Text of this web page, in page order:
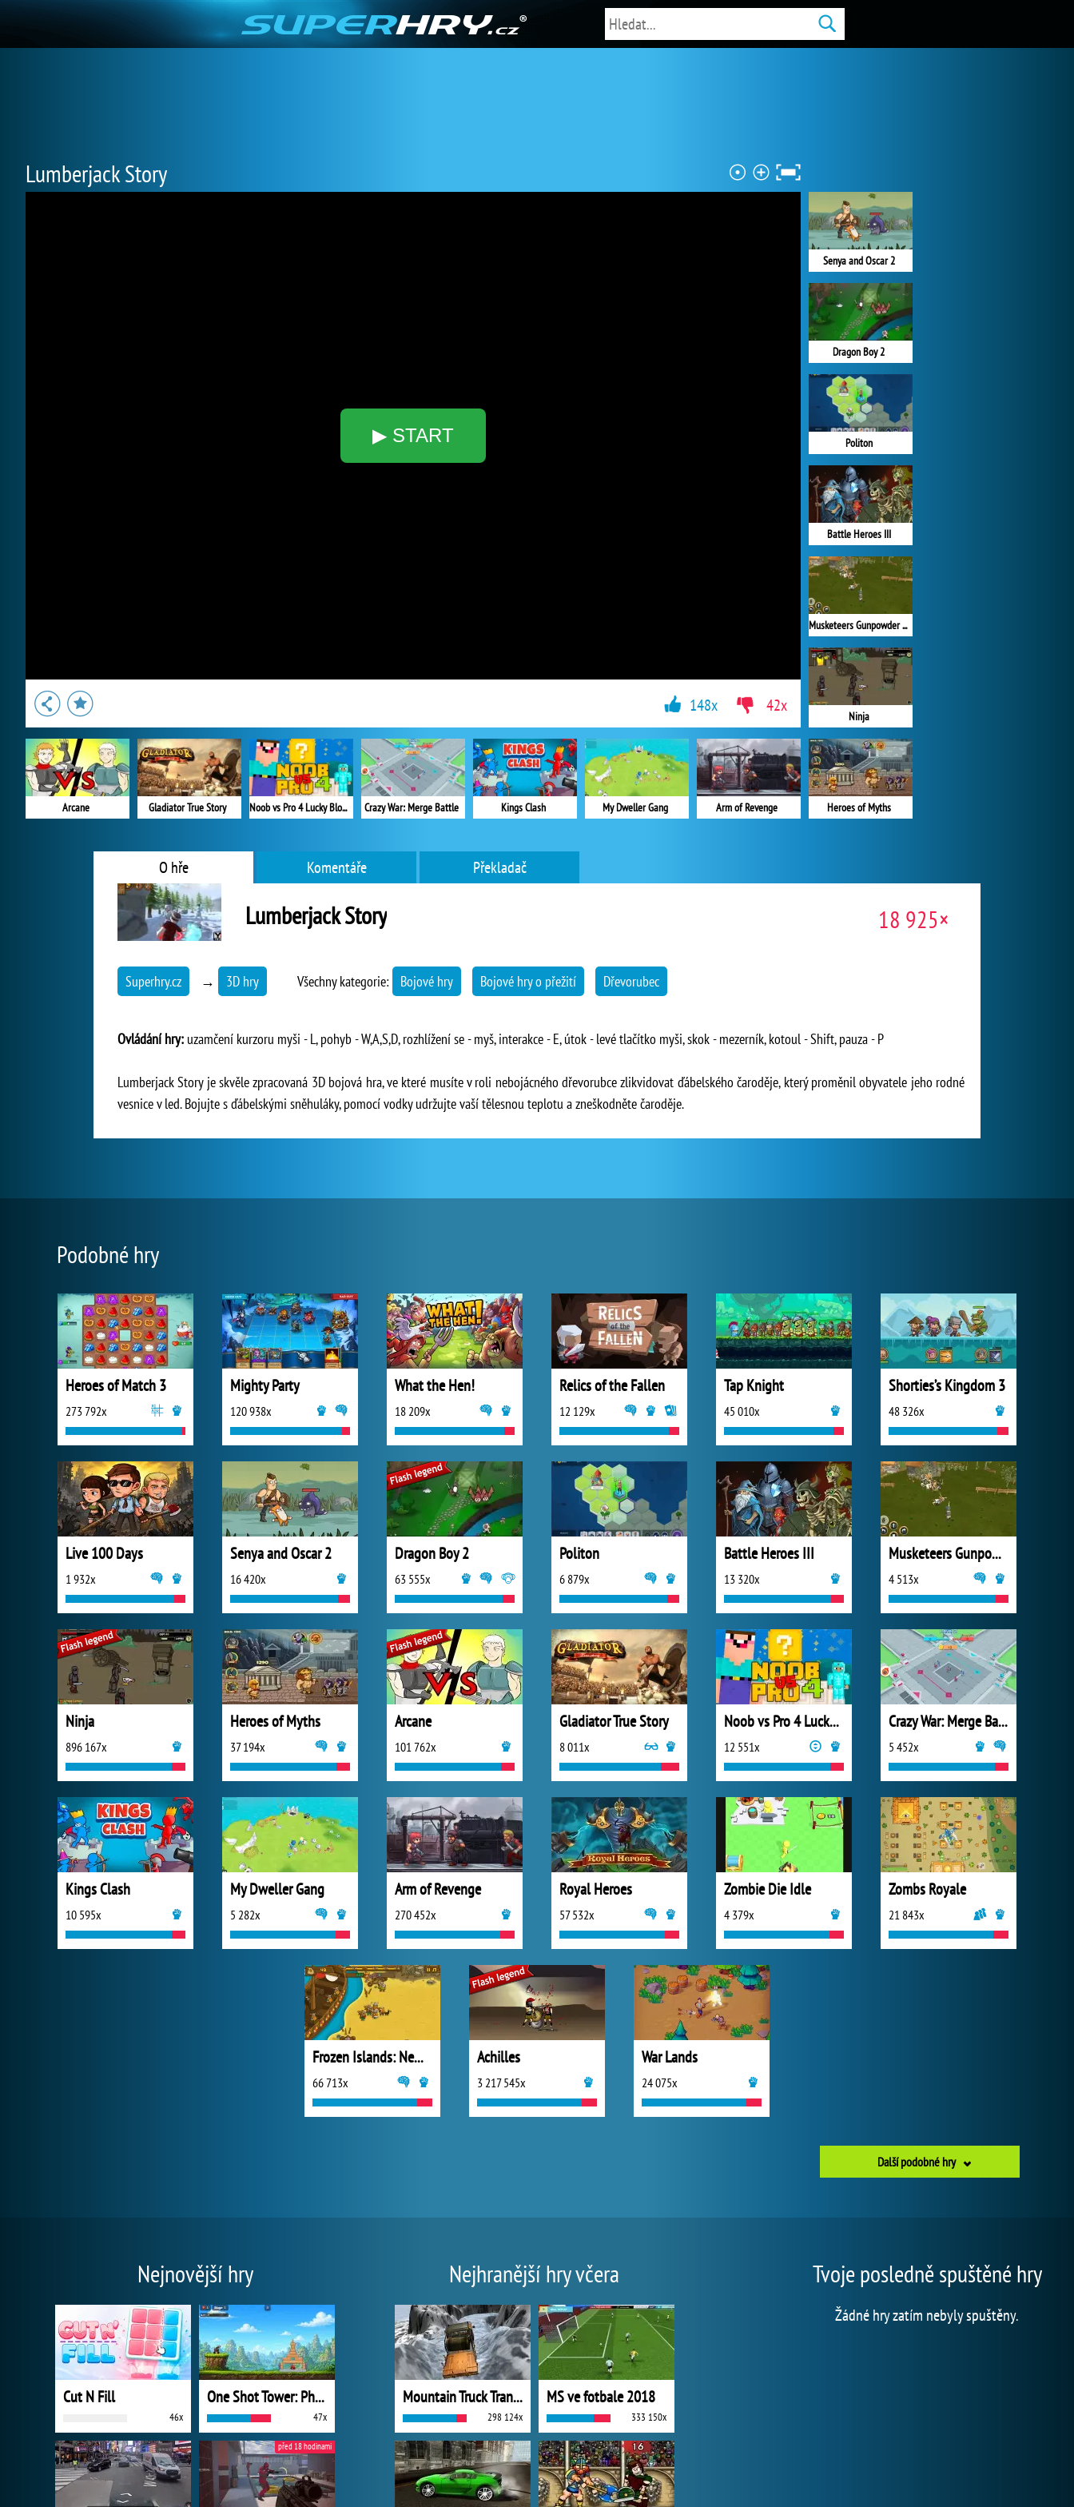
Lumberjack Story
▶ START
Senya and Oscar 2
Dragon Boy 2
Politon
Battle Heroes III
Musketeers Gunpowder vs Steel
Ninja
Heroes of Myths
Arcane Gladiator True Story Noob vs Pro 4 Lucky Block Crazy War: Merge Battle Kings Clash My Dweller Gang Arm of Revenge
148x 42x
O hře Komentáře Překladač
Lumberjack Story 18 925×
Superhry.cz → 3D hry Všechny kategorie: Bojové hry Bojové hry o přežití Dřevorubec
Ovládání hry: uzamčení kurzoru myši - L, pohyb - W,A,S,D, rozhlížení se - myš, interakce - E, útok - levé tlačítko myši, skok - mezerník, kotoul - Shift, pauza - P
Lumberjack Story je skvěle zpracovaná 3D bojová hra, ve které musíte v roli nebojácného dřevorubce zlikvidovat ďábelského čaroděje, který proměnil obyvatele jeho rodné
vesnice v led. Bojujte s ďábelskými sněhuláky, pomocí vodky udržujte vaší tělesnou teplotu a zneškodněte čaroděje.
Podobné hry
Heroes of Match 3
273 792x
Mighty Party
120 938x
What the Hen!
18 209x
Relics of the Fallen
12 129x
Tap Knight
45 010x
Shorties’s Kingdom 3
48 326x
Live 100 Days
1 932x
Senya and Oscar 2
16 420x
Dragon Boy 2
63 555x
Politon
6 879x
Battle Heroes III
13 320x
Musketeers Gunpowder vs Steel
4 513x
Ninja
896 167x
Heroes of Myths
37 194x
Arcane
101 762x
Gladiator True Story
8 011x
Noob vs Pro 4 Lucky Block
12 551x
Crazy War: Merge Battle
5 452x
Kings Clash
10 595x
My Dweller Gang
5 282x
Arm of Revenge
270 452x
Royal Heroes
57 532x
Zombie Die Idle
4 379x
Zombs Royale
21 843x
Frozen Islands: New Horizons
66 713x
Achilles
3 217 545x
War Lands
24 075x
Další podobné hry
Nejnovější hry
Cut N Fill
46x
One Shot Tower: Physics Destroyer
47x
před 18 hodinami
Nejhranější hry včera
Mountain Truck Transport
298 124x
MS ve fotbale 2018
333 150x
Tvoje posledně spuštěné hry
Žádné hry zatím nebyly spuštěny.